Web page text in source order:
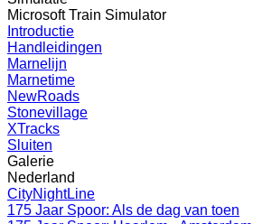
Microsoft Train Simulator
Introductie
Handleidingen
Marnelijn
Marnetime
NewRoads
Stonevillage
XTracks
Sluiten
Galerie
Nederland
CityNightLine
175 Jaar Spoor: Als de dag van toen